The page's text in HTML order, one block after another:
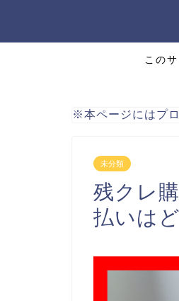
この
※本ページにはプ
未分類
残クレ
払いは